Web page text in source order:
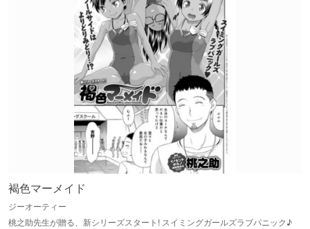
褐色マーメイド
ジーオーティー
桃之助先生が贈る、新シリーズスタート! スイミングガールズラブパニック♪